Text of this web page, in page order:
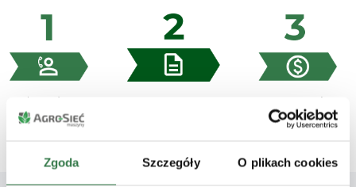
Zgoda Szczegóły O plikach cookies